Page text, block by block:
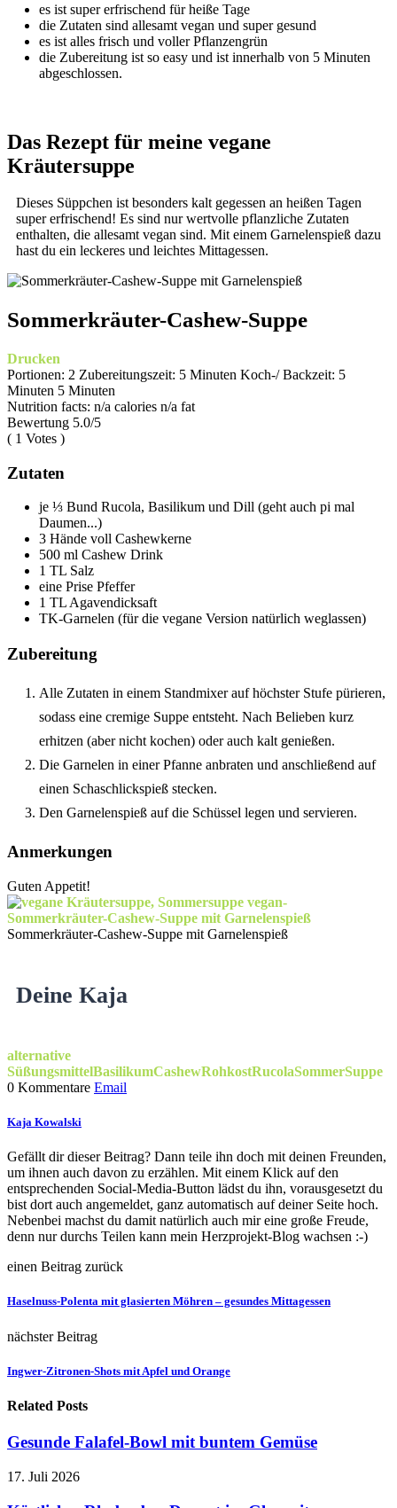
es ist super erfrischend für heiße Tage
die Zutaten sind allesamt vegan und super gesund
es ist alles frisch und voller Pflanzengrün
die Zubereitung ist so easy und ist innerhalb von 5 Minuten
abgeschlossen.
Das Rezept für meine vegane
Kräutersuppe
Dieses Süppchen ist besonders kalt gegessen an heißen Tagen
super erfrischend! Es sind nur wertvolle pflanzliche Zutaten
enthalten, die allesamt vegan sind. Mit einem Garnelenspieß dazu
hast du ein leckeres und leichtes Mittagessen.
Sommerkräuter-Cashew-Suppe
Drucken
Portionen: 2 Zubereitungszeit: 5 Minuten Koch-/ Backzeit: 5
Minuten 5 Minuten
Nutrition facts: n/a calories n/a fat
Bewertung 5.0/5
( 1 Votes )
Zutaten
je ⅓ Bund Rucola, Basilikum und Dill (geht auch pi mal
Daumen...)
3 Hände voll Cashewkerne
500 ml Cashew Drink
1 TL Salz
eine Prise Pfeffer
1 TL Agavendicksaft
TK-Garnelen (für die vegane Version natürlich weglassen)
Zubereitung
Alle Zutaten in einem Standmixer auf höchster Stufe pürieren,
sodass eine cremige Suppe entsteht. Nach Belieben kurz
erhitzen (aber nicht kochen) oder auch kalt genießen.
Die Garnelen in einer Pfanne anbraten und anschließend auf
einen Schaschlickspieß stecken.
Den Garnelenspieß auf die Schüssel legen und servieren.
Anmerkungen
Guten Appetit!
Sommerkräuter-Cashew-Suppe mit Garnelenspieß
Deine Kaja
alternative
SüßungsmittelBasilikumCashewRohkostRucolaSommerSuppe
0 Kommentare Email
Kaja Kowalski
Gefällt dir dieser Beitrag? Dann teile ihn doch mit deinen Freunden,
um ihnen auch davon zu erzählen. Mit einem Klick auf den
entsprechenden Social-Media-Button lädst du ihn, vorausgesetzt du
bist dort auch angemeldet, ganz automatisch auf deiner Seite hoch.
Nebenbei machst du damit natürlich auch mir eine große Freude,
denn nur durchs Teilen kann mein Herzprojekt-Blog wachsen :-)
einen Beitrag zurück
Haselnuss-Polenta mit glasierten Möhren – gesundes Mittagessen
nächster Beitrag
Ingwer-Zitronen-Shots mit Apfel und Orange
Related Posts
Gesunde Falafel-Bowl mit buntem Gemüse
17. Juli 2026